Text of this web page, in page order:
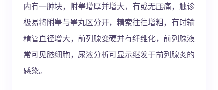
内有一肿块，附睾增厚并增大，有或无压痛，触诊
极易将附睾与睾丸区分开，精索往往增粗，有时输
精管直径增大，前列腺变硬并有纤维化，前列腺液
常可见脓细胞，尿液分析可显示继发于前列腺炎的
感染。